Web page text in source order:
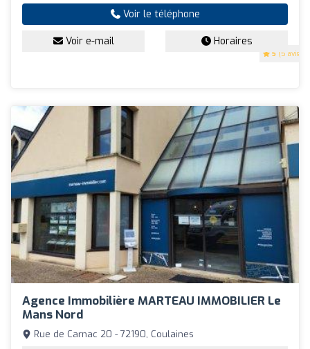
5 (5 avis)
Voir le téléphone
Voir e-mail Horaires
Agence Immobilière MARTEAU IMMOBILIER Le
Mans Nord
Rue de Carnac 20 - 72190, Coulaines